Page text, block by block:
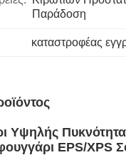
Παράδοση
καταστροφέας
Υψηλής
EPS/XPS